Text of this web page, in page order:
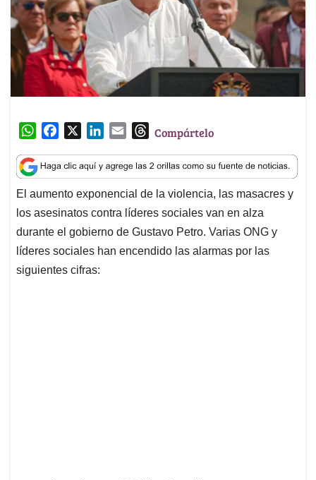
W
a
t
s
A
p
p
c
e
b
o
o
k
n
k
e
d
I
n
a
i
l
T
r
e
a
d
s
Compártelo
El aumento exponencial de la violencia, las masacres y
los asesinatos contra líderes sociales van en alza
durante el gobierno de Gustavo Petro. Varias ONG y
líderes sociales han encendido las alarmas por las
siguientes cifras: